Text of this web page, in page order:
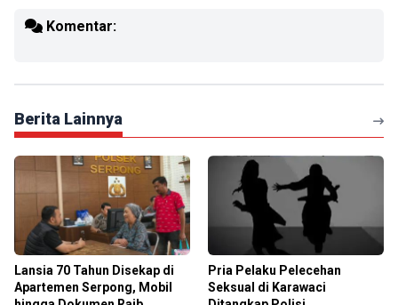
Komentar:
Berita Lainnya
Lansia 70 Tahun Disekap di
Apartemen Serpong, Mobil
Pria Pelaku Pelecehan
Seksual di Karawaci